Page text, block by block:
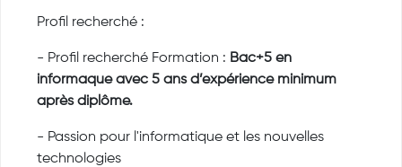
Profil recherché :
- Profil recherché Formation : Bac+5 en
informaque avec 5 ans d’expérience minimum
après diplôme.
- Passion pour l'informatique et les nouvelles
technologies